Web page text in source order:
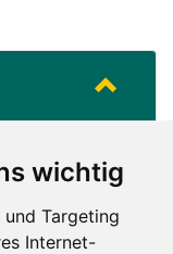
wichtig
Targeting
Internet-